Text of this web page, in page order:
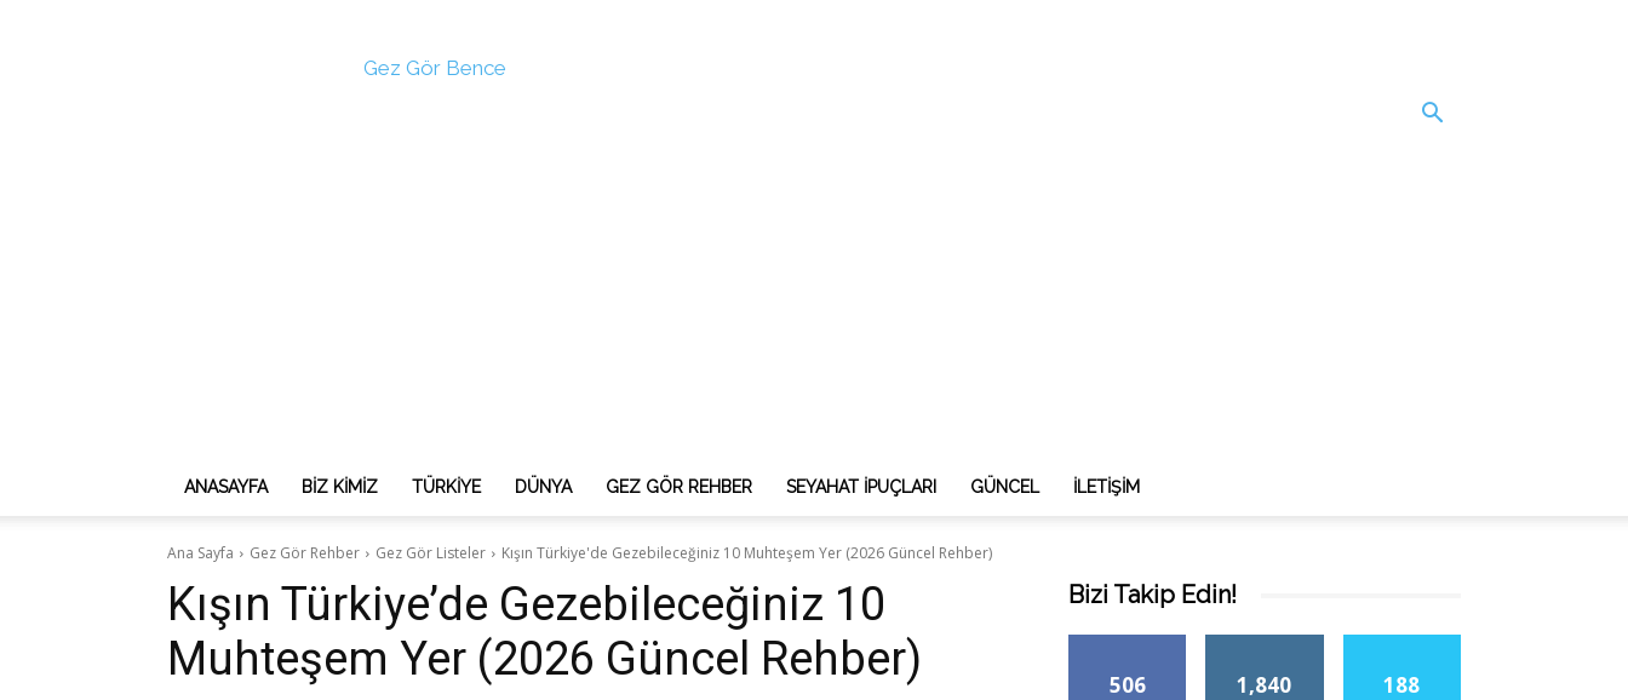
Gez Gör Bence
ANASAYFA BIZ KIMIZ TÜRKIYE DÜNYA GEZ GÖR REHBER SEYAHAT İPUÇLARI GÜNCEL İLETIŞIM
Ana Sayfa Gez Gör Rehber Gez Gör Listeler Kışın Türkiye'de Gezebileceğiniz 10 Muhteşem Yer (2026 Güncel Rehber)
Kışın Türkiye’de Gezebileceğiniz 10
Muhteşem Yer (2026 Güncel Rehber)
Bizi Takip Edin!
506 1,840 188